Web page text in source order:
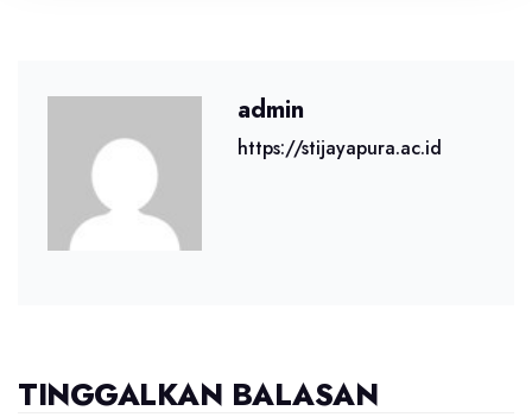
admin
https://stijayapura.ac.id
TINGGALKAN BALASAN